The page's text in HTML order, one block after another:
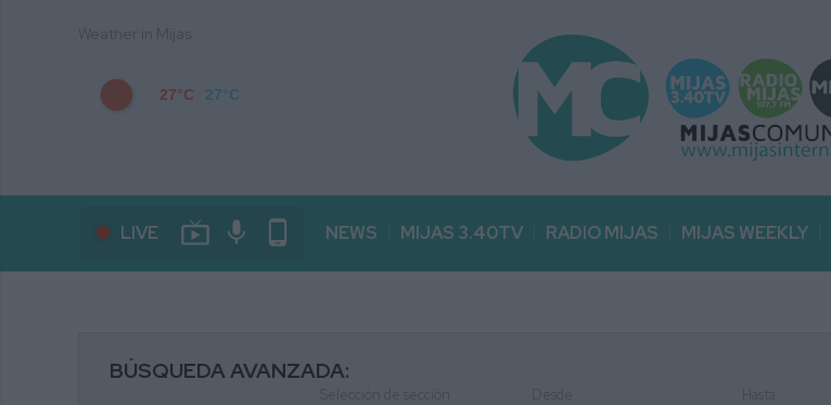
27°C 27°C
LIVE live_tv mic phone_android NEWS MIJAS 3.40TV RADIO MIJAS MIJAS WEEKLY
BÚSQUEDA AVANZADA: